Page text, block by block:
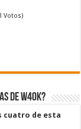
Votos)
de W40k?
cuatro de esta